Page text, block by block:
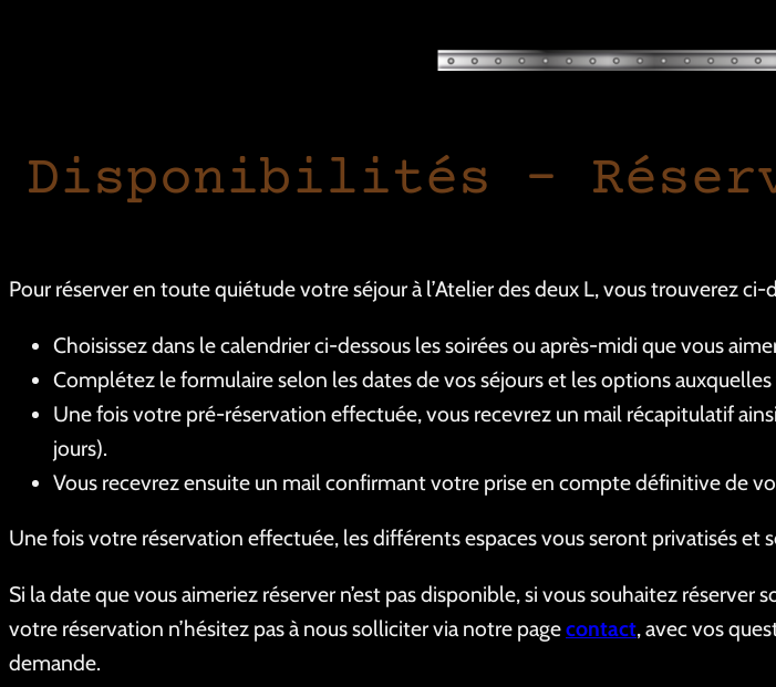
Disponibilités –
Pour réserver en toute quiétude votre séjour à l’Atelier des deux L, vous trouverez
Choisissez dans le calendrier ci-dessous les soirées ou après-midi que vous
Complétez le formulaire selon les dates de vos séjours et les options auxquelles
Une fois votre pré-réservation effectuée, vous recevrez un mail récapitulatif
jours).
Vous recevrez ensuite un mail confirmant votre prise en compte définitive de
Une fois votre réservation effectuée, les différents espaces vous seront privatisés et
Si la date que vous aimeriez réserver n’est pas disponible, si vous souhaitez
votre réservation n’hésitez pas à nous solliciter via notre pagecontact, avec vos
demande.